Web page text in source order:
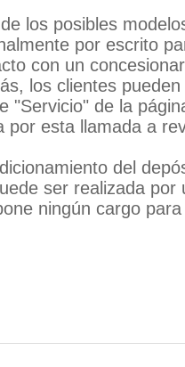
los posibles
por escrito
con un
los clientes
"Servicio" de la
por esta llamada a
del
ser realizada por
ningún cargo